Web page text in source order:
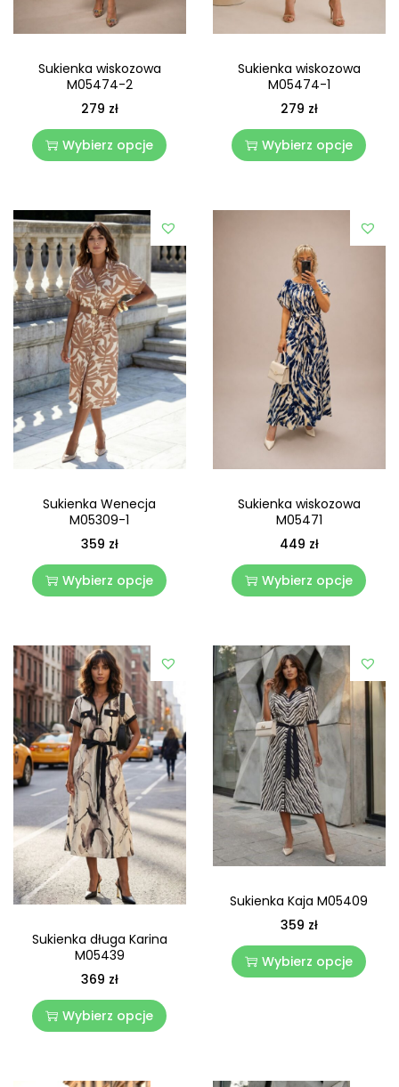
Sukienka wiskozowa
M05474-2
279 zł
Wybierz opcje
Sukienka wiskozowa
M05474-1
279 zł
Wybierz opcje
Sukienka Wenecja
M05309-1
359 zł
Wybierz opcje
Sukienka wiskozowa
M05471
449 zł
Wybierz opcje
Sukienka długa Karina
M05439
369 zł
Wybierz opcje
Sukienka Kaja M05409
359 zł
Wybierz opcje